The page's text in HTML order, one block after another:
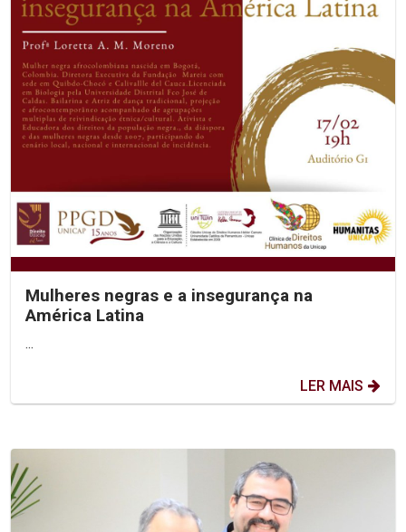
Mulheres negras e a insegurança na
América Latina
...
LER MAIS